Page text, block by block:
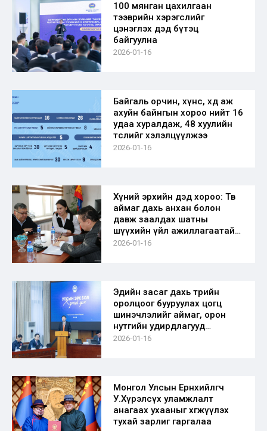
100 мянган цахилгаан
тээврийн хэрэгслийг
цэнэглэх дэд бүтэц
байгуулна
2026-01-16
Байгаль орчин, хүнс, хөдөө аж
ахуйн байнгын хороо нийт 16
удаа хуралдаж, 48 хуулийн
төслийг хэлэлцүүлжээ
2026-01-16
Хүний эрхийн дэд хороо: Төв
аймаг дахь анхан болон
давж заалдах шатны
шүүхийн үйл ажиллагаатай
танилцлаа
2026-01-16
Эдийн засаг дахь төрийн
оролцоог бууруулах цогц
шинэчлэлийг аймаг, орон
нутгийн удирдлагууд
дэмжиж ажиллахаа
2026-01-16
Монгол Улсын Ерөнхийлөгч
У.Хүрэлсүх уламжлалт
анагаах ухааныг хөгжүүлэх
тухай зарлиг гаргалаа